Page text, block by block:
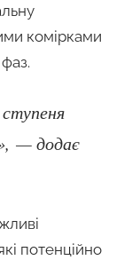
комірками
— додає
потенційно